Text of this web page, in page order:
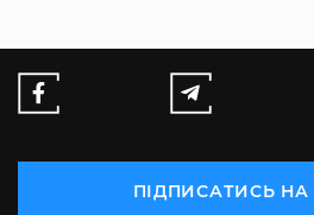
ПІДПИСАТИСЬ